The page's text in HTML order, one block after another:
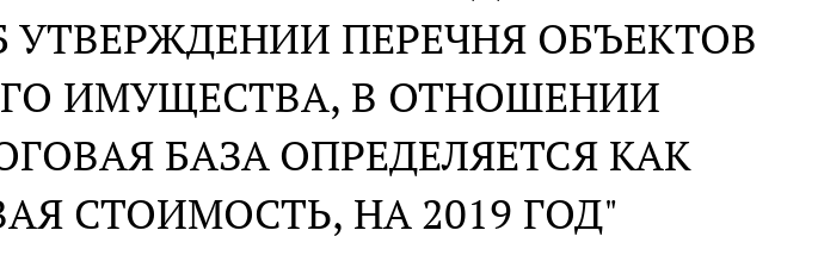
УТВЕРЖДЕНИИ ПЕРЕЧНЯ ОБЪЕКТОВ
ИМУЩЕСТВА, В ОТНОШЕНИИ
БАЗА ОПРЕДЕЛЯЕТСЯ КАК
СТОИМОСТЬ, НА 2019 ГОД"